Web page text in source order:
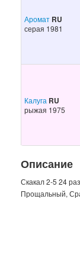
Аромат RU
серая 1981
Калуга RU
рыжая 1975
Описание
Скакал 2-5 24
Прощальный,